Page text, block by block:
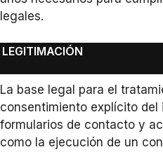
legales.
LEGITIMACIÓN
La base legal para el
consentimiento explícito del
formularios de contacto y
como la ejecución de un